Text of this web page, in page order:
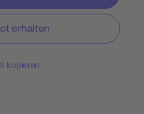
erhalten
kopieren